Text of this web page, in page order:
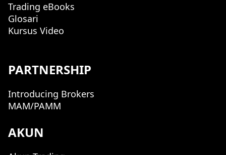
Trading eBooks
Glosari
Kursus Video
PARTNERSHIP
Introducing Brokers
MAM/PAMM
AKUN